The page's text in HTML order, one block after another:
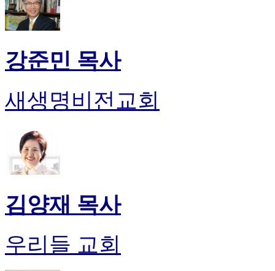
강준민 목사
새생명비전교회
김양재 목사
우리들 교회